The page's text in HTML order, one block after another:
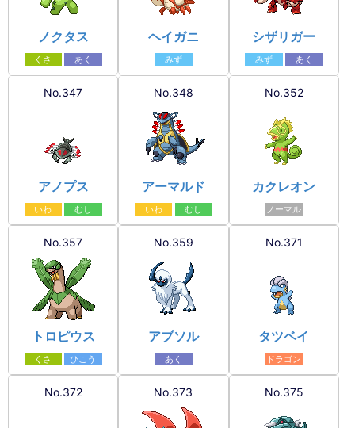
ノクタス
くさ あく
ヘイガニ
みず
シザリガー
みず あく
No.347
アノプス
いわ むし
No.348
アーマルド
いわ むし
No.352
カクレオン
ノーマル
No.357
トロピウス
くさ ひこう
No.359
アブソル
あく
No.371
タツベイ
ドラゴン
No.372 No.373 No.375